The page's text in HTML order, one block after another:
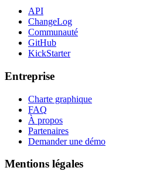
API
ChangeLog
Communauté
GitHub
KickStarter
Entreprise
Charte graphique
FAQ
À propos
Partenaires
Demander une démo
Mentions légales